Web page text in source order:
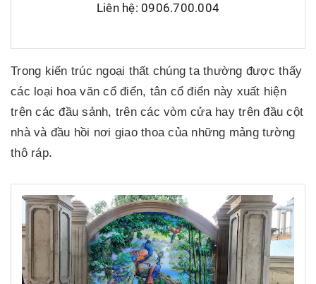
Liên hệ: 0906.700.004
Trong kiến trúc ngoại thất chúng ta thường được thấy
các loại hoa văn cổ điển, tân cổ điển này xuất hiện
trên các đầu sảnh, trên các vòm cửa hay trên đầu cột
nhà và đầu hồi nơi giao thoa của những mảng tường
thô ráp.